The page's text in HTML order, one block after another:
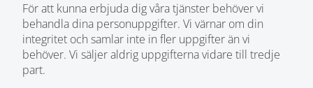
För att kunna erbjuda dig våra tjänster behöver vi
behandla dina personuppgifter. Vi värnar om din
integritet och samlar inte in fler uppgifter än vi
behöver. Vi säljer aldrig uppgifterna vidare till tredje
part.